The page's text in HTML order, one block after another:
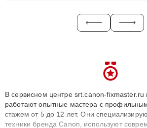
В сервисном центре srt.canon-fixmaster.ru
работают опытные мастера с
стажем от 5 до 12 лет. Они
техники бренда Canon, используют